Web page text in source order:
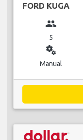
FORD KUGA
group
5
miscellaneous_services
Manual